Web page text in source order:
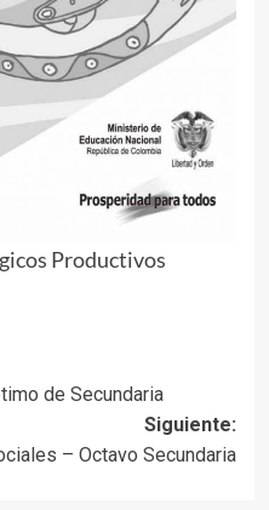
Productivos
de Secundaria
Siguiente:
– Octavo Secundaria